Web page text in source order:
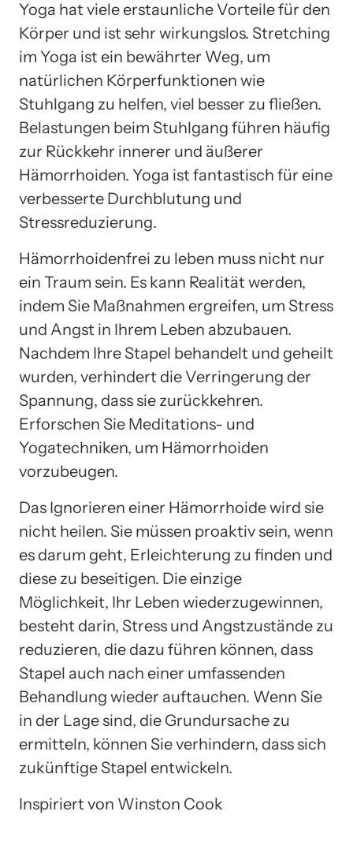
Yoga hat viele erstaunliche Vorteile für den
Körper und ist sehr wirkungslos. Stretching
im Yoga ist ein bewährter Weg, um
natürlichen Körperfunktionen wie
Stuhlgang zu helfen, viel besser zu fließen.
Belastungen beim Stuhlgang führen häufig
zur Rückkehr innerer und äußerer
Hämorrhoiden. Yoga ist fantastisch für eine
verbesserte Durchblutung und
Stressreduzierung.
Hämorrhoidenfrei zu leben muss nicht nur
ein Traum sein. Es kann Realität werden,
indem Sie Maßnahmen ergreifen, um Stress
und Angst in Ihrem Leben abzubauen.
Nachdem Ihre Stapel behandelt und geheilt
wurden, verhindert die Verringerung der
Spannung, dass sie zurückkehren.
Erforschen Sie Meditations- und
Yogatechniken, um Hämorrhoiden
vorzubeugen.
Das Ignorieren einer Hämorrhoide wird sie
nicht heilen. Sie müssen proaktiv sein, wenn
es darum geht, Erleichterung zu finden und
diese zu beseitigen. Die einzige
Möglichkeit, Ihr Leben wiederzugewinnen,
besteht darin, Stress und Angstzustände zu
reduzieren, die dazu führen können, dass
Stapel auch nach einer umfassenden
Behandlung wieder auftauchen. Wenn Sie
in der Lage sind, die Grundursache zu
ermitteln, können Sie verhindern, dass sich
zukünftige Stapel entwickeln.
Inspiriert von Winston Cook